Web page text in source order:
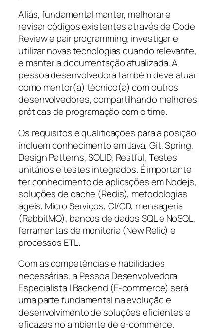
Aliás, fundamental manter, melhorar e
revisar códigos existentes através de Code
Review e pair programming, investigar e
utilizar novas tecnologias quando relevante,
e manter a documentação atualizada. A
pessoa desenvolvedora também deve atuar
como mentor(a) técnico(a) com outros
desenvolvedores, compartilhando melhores
práticas de programação com o time.
Os requisitos e qualificações para a posição
incluem conhecimento em Java, Git, Spring,
Design Patterns, SOLID, Restful, Testes
unitários e testes integrados. É importante
ter conhecimento de aplicações em Nodejs,
soluções de cache (Redis), metodologias
ágeis, Micro Serviços, CI/CD, mensageria
(RabbitMQ), bancos de dados SQL e NoSQL,
ferramentas de monitoria (New Relic) e
processos ETL.
Com as competências e habilidades
necessárias, a Pessoa Desenvolvedora
Especialista I Backend (E-commerce) será
uma parte fundamental na evolução e
desenvolvimento de soluções eficientes e
eficazes no ambiente de e-commerce.